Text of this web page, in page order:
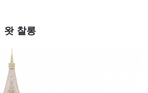
왓 찰롱